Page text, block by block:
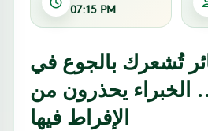
07:15 PM
تُشعرك بالجوع في
يحذرون من
الإفراط فيها